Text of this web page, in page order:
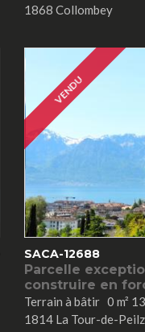
1868 Collombey
VENDU
SACA-12688
Parcelle
construire en
Terrain à bâtir 0 m²
1814 La Tour-de-Peilz